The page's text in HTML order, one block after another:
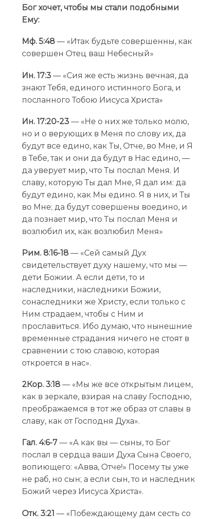
Бог хочет, чтобы мы стали подобными
Ему:
Мф. 5:48— «Итак будьте совершенны, как
совершен Отец ваш Небесный»
Ин. 17:3— «Сия же есть жизнь вечная, да
знают Тебя, единого истинного Бога, и
посланного Тобою Иисуса Христа»
Ин. 17:20-23— «Не о них же только молю,
но и о верующих в Меня по слову их, да
будут все едино, как Ты, Отче, во Мне, и Я
в Тебе, так и они да будут в Нас едино, —
да уверует мир, что Ты послал Меня. И
славу, которую Ты дал Мне, Я дал им: да
будут едино, как Мы едино. Я в них, и Ты
во Мне; да будут совершены воедино, и
да познает мир, что Ты послал Меня и
возлюбил их, как возлюбил Меня»
Рим. 8:16-18— «Сей самый Дух
свидетельствует духу нашему, что мы —
дети Божии. А если дети, то и
наследники, наследники Божии,
сонаследники же Христу, если только с
Ним страдаем, чтобы с Ним и
прославиться. Ибо думаю, что нынешние
временные страдания ничего не стоят в
сравнении с тою славою, которая
откроется в нас».
2Кор. 3:18— «Мы же все открытым лицем,
как в зеркале, взирая на славу Господню,
преображаемся в тот же образ от славы в
славу, как от Господня Духа».
Гал. 4:6-7— «А как вы — сыны, то Бог
послал в сердца ваши Духа Сына Своего,
вопиющего: «Авва, Отче!» Посему ты уже
не раб, но сын; а если сын, то и наследник
Божий через Иисуса Христа».
Отк. 3:21 — «Побеждающему дам сесть со